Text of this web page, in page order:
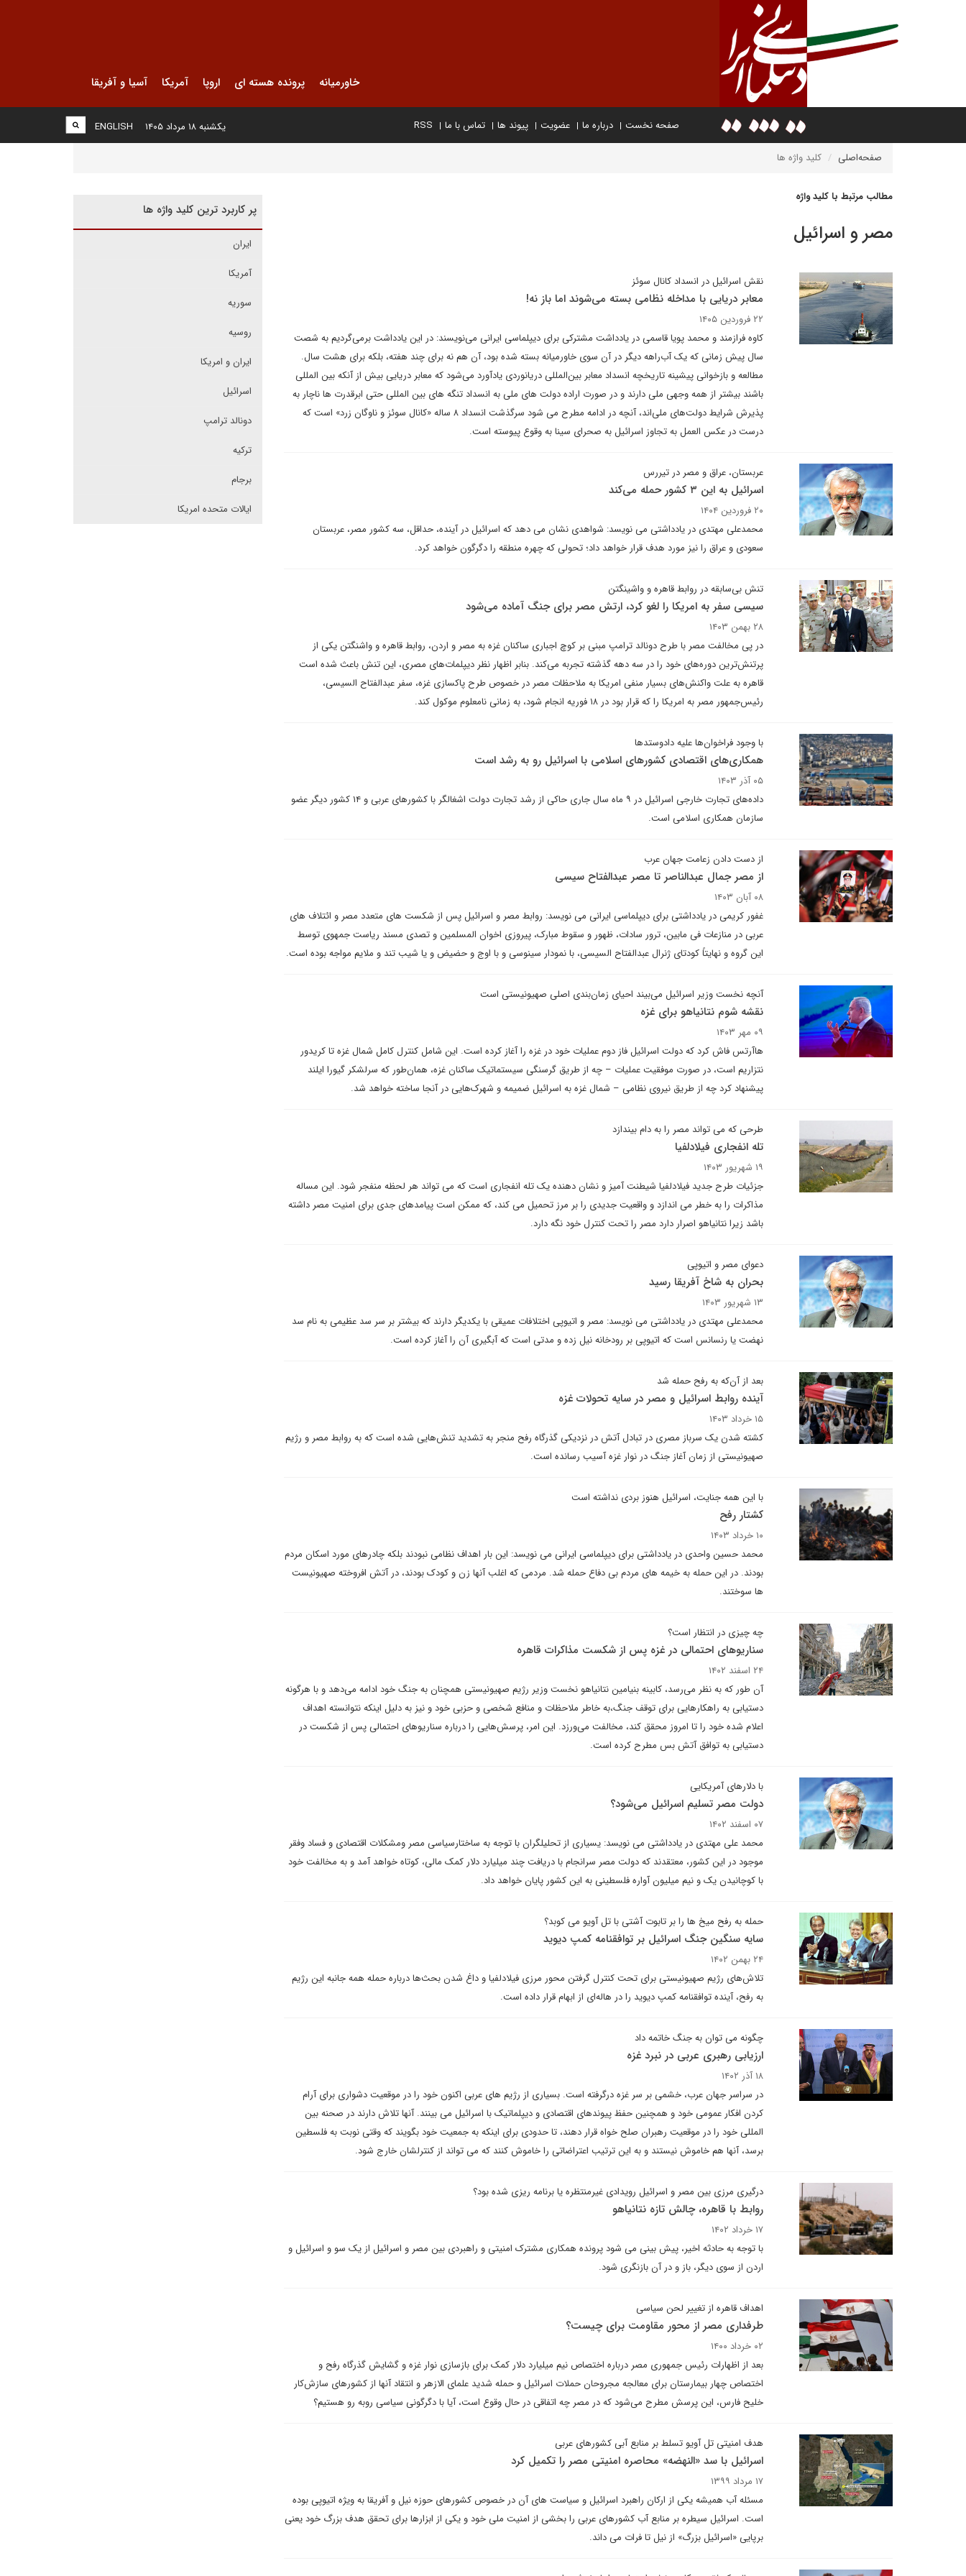
خاورمیانه پرونده هسته ای اروپا آمریکا آسیا و آفریقا
صفحه نخست درباره ما عضویت پیوند ها تماس با ما RSS
ENGLISH یکشنبه ۱۸ مرداد ۱۴۰۵
صفحه‌اصلی کلید واژه ها
مطالب مرتبط با کلید واژه
مصر و اسرائیل
نقش اسرائیل در انسداد کانال سوئز
معابر دریایی با مداخله نظامی بسته می‌شوند اما باز نه!
۲۲ فروردین ۱۴۰۵
کاوه فرازمند و محمد پویا قاسمی در یادداشت مشترکی برای دیپلماسی ایرانی می‌نویسند: در این یادداشت برمی‌گردیم به شصت
سال پیش زمانی که یک آب‌راهه دیگر در آن سوی خاورمیانه بسته شده بود، آن هم نه برای چند هفته، بلکه برای هشت سال.
مطالعه و بازخوانی پیشینه تاریخچه انسداد معابر بین‌المللی دریانوردی یادآورد می‌شود که معابر دریایی بیش از آنکه بین المللی
باشند بیشتر از همه وجهی ملی دارند و در صورت اراده دولت های ملی به انسداد تنگه های بین المللی حتی ابرقدرت ها ناچار به
پذیرش شرایط دولت‌های ملی‌اند، آنچه در ادامه مطرح می شود سرگذشت انسداد ۸ ساله «کانال سوئز و ناوگان زرد» است که
درست در عکس العمل به تجاوز اسرائیل به صحرای سینا به وقوع پیوسته است.
عربستان، عراق و مصر در تیررس
اسرائیل به این ۳ کشور حمله می‌کند
۲۰ فروردین ۱۴۰۴
محمدعلی مهتدی در یادداشتی می نویسد: شواهدی نشان می دهد که اسرائیل در آینده، حداقل، سه کشور مصر، عربستان
سعودی و عراق را نیز مورد هدف قرار خواهد داد؛ تحولی که چهره منطقه را دگرگون خواهد کرد.
تنش بی‌سابقه در روابط قاهره و واشینگتن
سیسی سفر به امریکا را لغو کرد، ارتش مصر برای جنگ آماده می‌شود
۲۸ بهمن ۱۴۰۳
در پی مخالفت مصر با طرح دونالد ترامپ مبنی بر کوچ اجباری ساکنان غزه به مصر و اردن، روابط قاهره و واشنگتن یکی از
پرتنش‌ترین دوره‌های خود را در سه دهه گذشته تجربه می‌کند. بنابر اظهار نظر دیپلمات‌های مصری، این تنش باعث شده است
قاهره به علت واکنش‌های بسیار منفی امریکا به ملاحظات مصر در خصوص طرح پاکسازی غزه، سفر عبدالفتاح السیسی،
رئیس‌جمهور مصر به امریکا را که قرار بود در ۱۸ فوریه انجام شود، به زمانی نامعلوم موکول کند.
با وجود فراخوان‌ها علیه دادوستدها
همکاری‌های اقتصادی کشورهای اسلامی با اسرائیل رو به رشد است
۰۵ آذر ۱۴۰۳
داده‌های تجارت خارجی اسرائیل در ۹ ماه سال جاری حاکی از رشد تجارت دولت اشغالگر با کشورهای عربی و ۱۴ کشور دیگر عضو
سازمان همکاری اسلامی است.
از دست دادن زعامت جهان عرب
از مصر جمال عبدالناصر تا مصر عبدالفتاح سیسی
۰۸ آبان ۱۴۰۳
غفور کریمی در یادداشتی برای دیپلماسی ایرانی می نویسد: روابط مصر و اسرائیل پس از شکست های متعدد مصر و ائتلاف های
عربی در منازعات فی مابین، ترور سادات، ظهور و سقوط مبارک، پیروزی اخوان المسلمین و تصدی مسند ریاست جمهوی توسط
این گروه و نهایتاً کودتای ژنرال عبدالفتاح السیسی، با نمودار سینوسی و با اوج و حضیض و یا شیب تند و ملایم مواجه بوده است.
آنچه نخست وزیر اسرائیل می‌بیند احیای زمان‌بندی اصلی صهیونیستی است
نقشه شوم نتانیاهو برای غزه
۰۹ مهر ۱۴۰۳
هاآرتس فاش کرد که دولت اسرائیل فاز دوم عملیات خود در غزه را آغاز کرده است. این شامل کنترل کامل شمال غزه تا کریدور
نتزاریم است، در صورت موفقیت عملیات – چه از طریق گرسنگی سیستماتیک ساکنان غزه، همان‌طور که سرلشکر گیورا ایلند
پیشنهاد کرد چه از طریق نیروی نظامی – شمال غزه به اسرائیل ضمیمه و شهرک‌هایی در آنجا ساخته خواهد شد.
طرحی که می تواند مصر را به دام بیندازد
تله انفجاری فیلادلفیا
۱۹ شهریور ۱۴۰۳
جزئیات طرح جدید فیلادلفیا شیطنت آمیز و نشان دهنده یک تله انفجاری است که می تواند هر لحظه منفجر شود. این مساله
مذاکرات را به خطر می اندازد و واقعیت جدیدی را بر مرز تحمیل می کند، که ممکن است پیامدهای جدی برای امنیت مصر داشته
باشد زیرا نتانیاهو اصرار دارد مصر را تحت کنترل خود نگه دارد.
دعوای مصر و اتیوپی
بحران به شاخ آفریقا رسید
۱۳ شهریور ۱۴۰۳
محمدعلی مهتدی در یادداشتی می نویسد: مصر و اتیوپی اختلافات عمیقی با یکدیگر دارند که بیشتر بر سر سد عظیمی به نام سد
نهضت یا رنسانس است که اتیوپی بر رودخانه نیل زده و مدتی است که آبگیری آن را آغاز کرده است.
بعد از آن‌که به رفح حمله شد
آینده روابط اسرائیل و مصر در سایه تحولات غزه
۱۵ خرداد ۱۴۰۳
کشته شدن یک سرباز مصری در تبادل آتش در نزدیکی گذرگاه رفح منجر به تشدید تنش‌هایی شده است که به روابط مصر و رژیم
صهیونیستی از زمان آغاز جنگ در نوار غزه آسیب رسانده است.
با این همه جنایت، اسرائیل هنوز بردی نداشته است
کشتار رفح
۱۰ خرداد ۱۴۰۳
محمد حسین واحدی در یادداشتی برای دیپلماسی ایرانی می نویسد: این بار اهداف نظامی نبودند بلکه چادرهای مورد اسکان مردم
بودند. در این حمله به خیمه های مردم بی دفاع حمله شد. مردمی که اغلب آنها زن و کودک بودند، در آتش افروخته صهیونیست
ها سوختند.
چه چیزی در انتظار است؟
سناریوهای احتمالی در غزه پس از شکست مذاکرات قاهره
۲۴ اسفند ۱۴۰۲
آن طور که به نظر می‌رسد،‌ کابینه بنیامین نتانیاهو نخست وزیر رژیم صهیونیستی همچنان به جنگ خود ادامه می‌دهد و با هرگونه
دستیابی به راهکارهایی برای توقف جنگ،‌به خاطر ملاحظات و منافع شخصی و حزبی خود و نیز به دلیل اینکه نتوانسته اهداف
اعلام شده خود را تا امروز محقق کند، مخالفت می‌ورزد. این امر، پرسش‌هایی را درباره سناریوهای احتمالی پس از شکست در
دستیابی به توافق آتش بس مطرح کرده است.
با دلار‌های آمریکایی
دولت مصر تسلیم اسرائیل می‌شود؟
۰۷ اسفند ۱۴۰۲
محمد علی مهتدی در یادداشتی می نویسد: یسیاری از تحلیلگران با توجه به ساختارسیاسی مصر ومشکلات اقتصادی و فساد وفقر
موجود در این کشور، معتقدند که دولت مصر سرانجام با دریافت چند میلیارد دلار کمک مالی، کوتاه خواهد آمد و به مخالفت خود
با کوچانیدن یک و نیم میلیون آواره فلسطینی به این کشور پایان خواهد داد.
حمله به رفح میخ ها را بر تابوت آشتی با تل آویو می کوبد؟
سایه سنگین جنگ اسرائیل بر توافقنامه کمپ دیوید
۲۴ بهمن ۱۴۰۲
تلاش‌های رژیم صهیونیستی برای تحت کنترل گرفتن محور مرزی فیلادلفیا و داغ شدن بحث‌ها درباره حمله همه جانبه این رژیم
به رفح، آینده توافقنامه کمپ دیوید را در هاله‌ای از ابهام قرار داده است.
چگونه می توان به جنگ خاتمه داد
ارزیابی رهبری عربی در نبرد غزه
۱۸ آذر ۱۴۰۲
در سراسر جهان عرب، خشمی بر سر غزه درگرفته است. بسیاری از رژیم های عربی اکنون خود را در موقعیت دشواری برای آرام
کردن افکار عمومی خود و همچنین حفظ پیوندهای اقتصادی و دیپلماتیک با اسرائیل می بینند. آنها تلاش دارند در صحنه بین
المللی خود را در موقعیت رهبران صلح خواه قرار دهند، تا حدودی برای اینکه به جمعیت خود بگویند که وقتی نوبت به فلسطین
برسد، آنها هم خاموش نیستند و به این ترتیب اعتراضاتی را خاموش کنند که می تواند از کنترلشان خارج شود.
درگیری مرزی بین مصر و اسرائیل رویدادی غیرمنتظره یا برنامه ریزی شده بود؟
روابط با قاهره، چالش تازه نتانیاهو
۱۷ خرداد ۱۴۰۲
با توجه به حادثه اخیر، پیش بینی می شود پرونده همکاری مشترک امنیتی و راهبردی بین مصر و اسرائیل از یک سو و اسرائیل و
اردن از سوی دیگر، باز و در آن بازنگری شود.
اهداف قاهره از تغییر لحن سیاسی
طرفداری مصر از محور مقاومت برای چیست؟
۰۲ خرداد ۱۴۰۰
بعد از اظهارات رئیس جمهوری مصر درباره اختصاص نیم میلیارد دلار کمک برای بازسازی نوار غزه و گشایش گذرگاه رفح و
اختصاص چهار بیمارستان برای معالجه مجروحان حملات اسرائیل و حمله شدید علمای الازهر و انتقاد آنها از کشورهای سازش‌کار
خلیح فارس، این پرسش مطرح می‌شود که در مصر چه اتفاقی در حال وقوع است، آیا با دگرگونی سیاسی روبه رو هستیم؟
هدف امنیتی تل آویو تسلط بر منابع آبی کشورهای عربی
اسرائیل با سد «النهضه» محاصره امنیتی مصر را تکمیل کرد
۱۷ مرداد ۱۳۹۹
مسئله آب همیشه یکی از ارکان راهبرد اسرائیل و سیاست های آن در خصوص کشورهای حوزه نیل و آفریقا به ویژه اتیوپی بوده
است. اسرائیل سیطره بر منابع آب کشورهای عربی را بخشی از امنیت ملی خود و یکی از ابزارها برای تحقق هدف بزرگ خود یعنی
برپایی «اسرائیل بزرگ» از نیل تا فرات می داند.
پر کاربرد ترین کلید واژه ها
ایران
آمریکا
سوریه
روسیه
ایران و امریکا
اسرائیل
دونالد ترامپ
ترکیه
برجام
ایالات متحده امریکا